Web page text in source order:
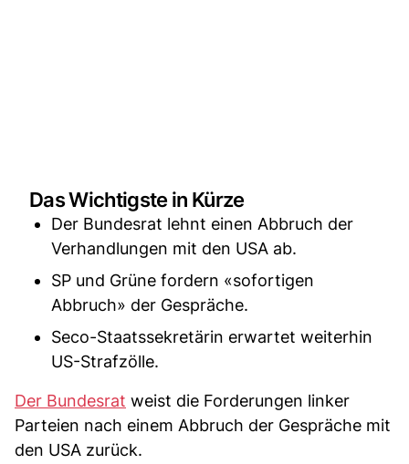
Das Wichtigste in Kürze
Der Bundesrat lehnt einen Abbruch der
Verhandlungen mit den USA ab.
SP und Grüne fordern «sofortigen
Abbruch» der Gespräche.
Seco-Staatssekretärin erwartet weiterhin
US-Strafzölle.
Der Bundesrat weist die Forderungen linker
Parteien nach einem Abbruch der Gespräche mit
den USA zurück.